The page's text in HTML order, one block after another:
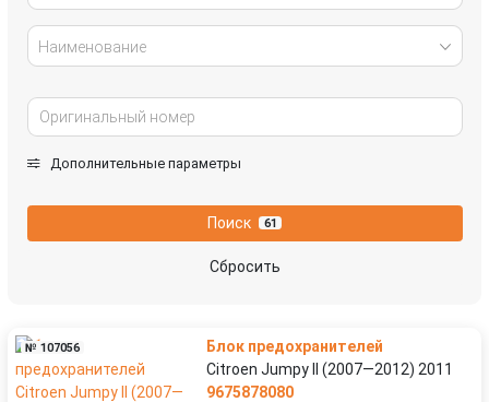
Наименование
Дополнительные параметры
Поиск 61
Сбросить
№ 107056
Блок предохранителей
Citroen Jumpy II (2007—2012) 2011
9675878080